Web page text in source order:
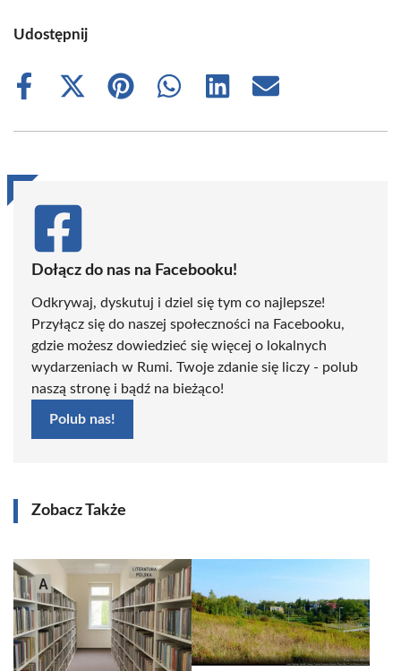
Udostępnij
Share
Share
(Twitter)
Share
Share
Share
Share
Dołącz do nas na Facebooku!
Odkrywaj, dyskutuj i dziel się tym co najlepsze!
Przyłącz się do naszej społeczności na Facebooku,
gdzie możesz dowiedzieć się więcej o lokalnych
wydarzeniach w Rumi. Twoje zdanie się liczy - polub
naszą stronę i bądź na bieżąco!
Polub nas!
Zobacz Także